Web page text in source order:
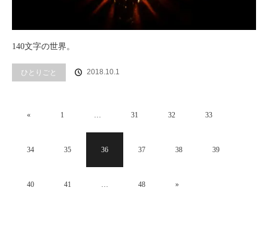
140文字の世界。
ひとりごと 2018.10.1
« 1 31 32 33
34 35 36 37 38 39
40 41 48 »